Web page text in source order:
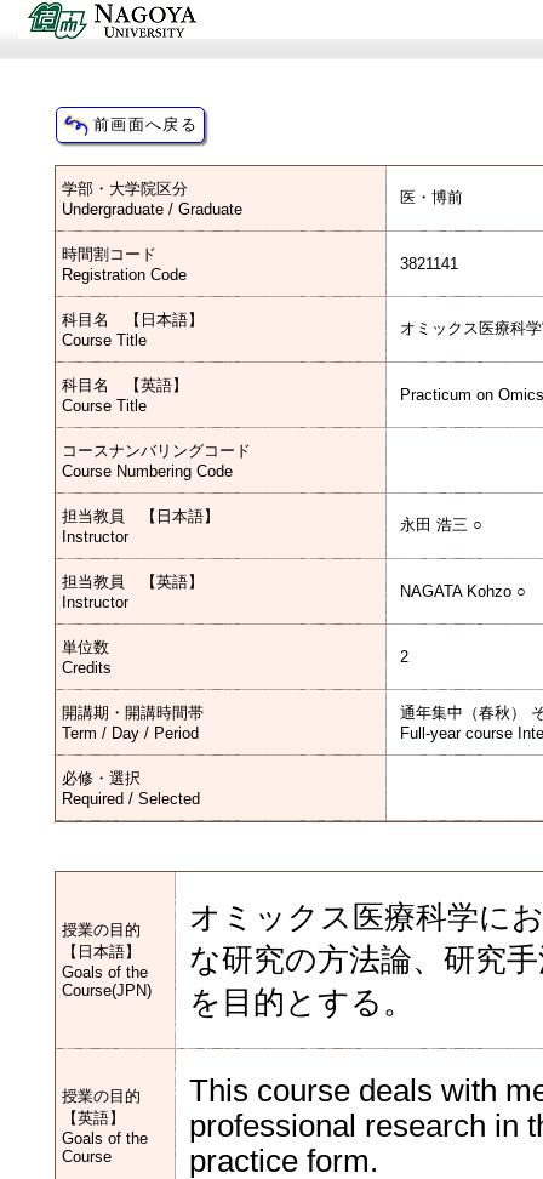
学部・大学院区分
Undergraduate / Graduate
医・博前
時間割コード
Registration Code
3821141
科目名 【日本語】
Course Title
オミックス医療科
科目名 【英語】
Course Title
Practicum on
コースナンバリングコード
Course Numbering Code
担当教員 【日本語】
Instructor
永田 浩三 ○
担当教員 【英語】
Instructor
NAGATA Kohzo ○
単位数
Credits
2
開講期・開講時間帯
Term / Day / Period
通年集中（春秋）
Full-year course
必修・選択
Required / Selected
授業の目的
【日本語】
Goals of the
Course(JPN)
オミックス医療科学に
な研究の方法論、研究
を目的とする。
授業の目的
【英語】
Goals of the
Course
This course deals with
professional research in
practice form.